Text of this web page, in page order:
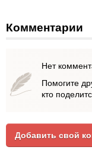
Комментарии
Нет
Помогите
кто
Добавить свой